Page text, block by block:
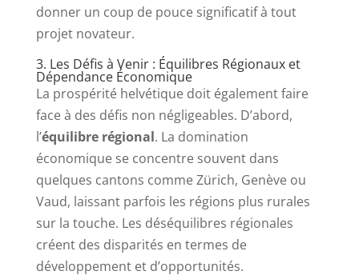
donner un coup de pouce significatif à tout
projet novateur.
3. Les Défis à Venir : Équilibres Régionaux et
Dépendance Économique
La prospérité helvétique doit également faire
face à des défis non négligeables. D’abord,
l’équilibre régional. La domination
économique se concentre souvent dans
quelques cantons comme Zürich, Genève ou
Vaud, laissant parfois les régions plus rurales
sur la touche. Les déséquilibres régionales
créent des disparités en termes de
développement et d’opportunités.